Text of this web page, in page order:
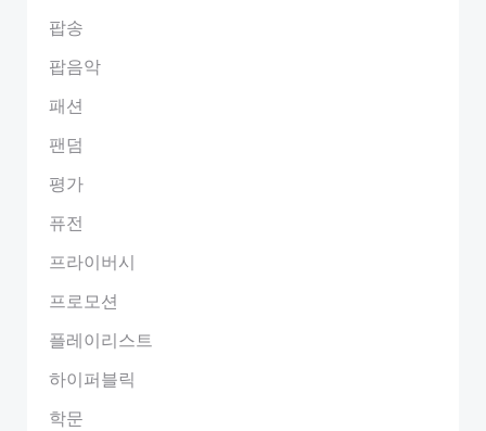
팝송
팝음악
패션
팬덤
평가
퓨전
프라이버시
프로모션
플레이리스트
하이퍼블릭
학문